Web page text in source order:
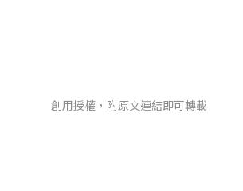
創用授權，附原文連結即可轉載